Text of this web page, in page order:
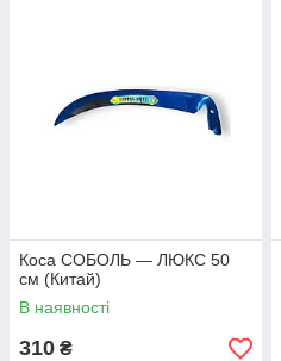
Коса СОБОЛЬ — ЛЮКС 50
см (Китай)
В наявності
310 ₴